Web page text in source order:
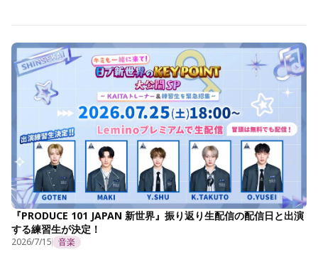
『PRODUCE 101 JAPAN 新世界』振り返り生配信の配信日と出演
する練習生が決定！
2026/7/15 音楽